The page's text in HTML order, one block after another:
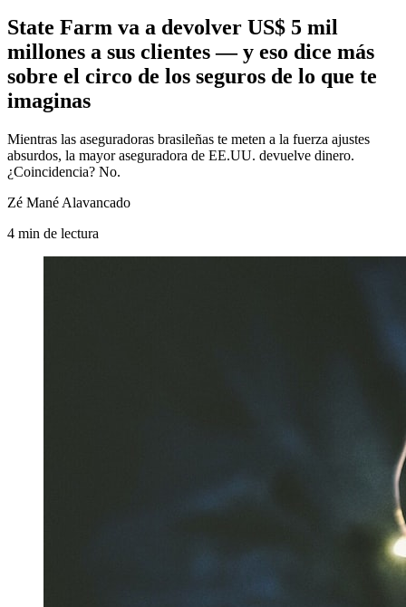
State Farm va a devolver US$ 5 mil
millones a sus clientes — y eso dice más
sobre el circo de los seguros de lo que te
imaginas
Mientras las aseguradoras brasileñas te meten a la fuerza ajustes
absurdos, la mayor aseguradora de EE.UU. devuelve dinero.
¿Coincidencia? No.
Zé Mané Alavancado
4 min de lectura